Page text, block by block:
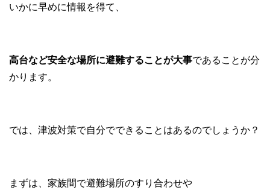
いかに早めに情報を得て、
高台など安全な場所に避難することが大事であることが分
かります。
では、津波対策で自分でできることはあるのでしょうか？
まずは、家族間で避難場所のすり合わせや